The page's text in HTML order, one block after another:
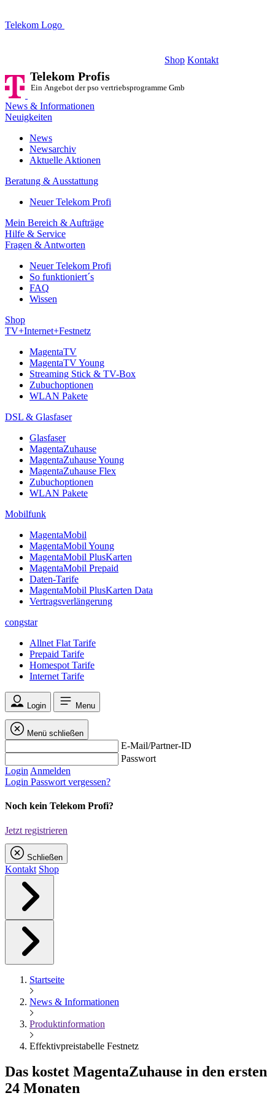
Telekom Logo
Shop Kontakt
Telekom Profis
Ein Angebot der pso vertriebsprogramme GmbH
News & Informationen
Neuigkeiten
News
Newsarchiv
Aktuelle Aktionen
Beratung & Ausstattung
Neuer Telekom Profi
Mein Bereich & Aufträge
Hilfe & Service
Fragen & Antworten
Neuer Telekom Profi
So funktioniert´s
FAQ
Wissen
Shop
TV+Internet+Festnetz
MagentaTV
MagentaTV Young
Streaming Stick & TV-Box
Zubuchoptionen
WLAN Pakete
DSL & Glasfaser
Glasfaser
MagentaZuhause
MagentaZuhause Young
MagentaZuhause Flex
Zubuchoptionen
WLAN Pakete
Mobilfunk
MagentaMobil
MagentaMobil Young
MagentaMobil PlusKarten
MagentaMobil Prepaid
Daten-Tarife
MagentaMobil PlusKarten Data
Vertragsverlängerung
congstar
Allnet Flat Tarife
Prepaid Tarife
Homespot Tarife
Internet Tarife
Login Menu
Menü schließen
E-Mail/Partner-ID
Passwort
Login Anmelden
Login Passwort vergessen?
Noch kein Telekom Profi?
Jetzt registrieren
Schließen
Kontakt Shop
Startseite
News & Informationen
Produktinformation
Effektivpreistabelle Festnetz
Das kostet MagentaZuhause in den ersten
24 Monaten